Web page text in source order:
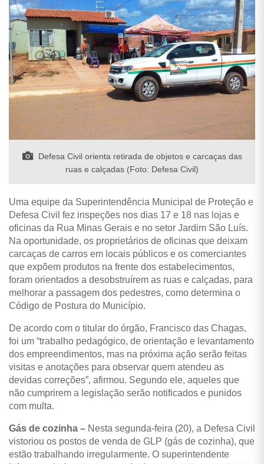
Defesa Civil orienta retirada de objetos e carcaças das
ruas e calçadas (Foto: Defesa Civil)
Uma equipe da Superintendência Municipal de Proteção e
Defesa Civil fez inspeções nos dias 17 e 18 nas lojas e
oficinas da Rua Minas Gerais e no setor Jardim São Luís.
Na oportunidade, os proprietários de oficinas que deixam
carcaças de carros em locais públicos e os comerciantes
que expõem produtos na frente dos estabelecimentos,
foram orientados a desobstruírem as ruas e calçadas, para
melhorar a passagem dos pedestres, como determina o
Código de Postura do Município.
De acordo com o titular do órgão, Francisco das Chagas,
foi um “trabalho pedagógico, de orientação e levantamento
dos empreendimentos, mas na próxima ação serão feitas
visitas e anotações para observar quem atendeu as
devidas correções”, afirmou. Segundo ele, aqueles que
não cumprirem a legislação serão notificados e punidos
com multa.
Gás de cozinha – Nesta segunda-feira (20), a Defesa Civil
vistoriou os postos de venda de GLP (gás de cozinha), que
estão trabalhando irregularmente. O superintendente